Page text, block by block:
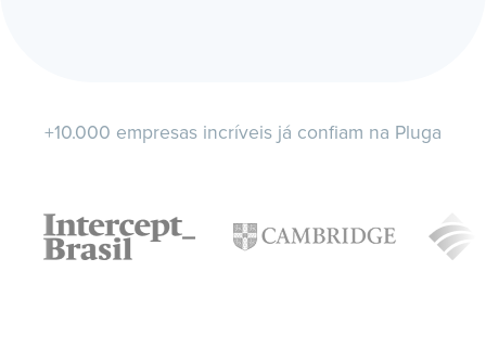
+10.000 empresas incríveis já confiam na Pluga